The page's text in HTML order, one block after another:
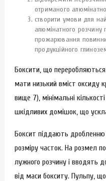
отриманого
створити умови для
алюмінатного розчину
прожарювання
продукційного
Боксити, що переробляються
мати низький вміст оксиду
вище 7), мінімальні
шкідливих домішок, що
Боксит піддають
розміру часток. На розмел
лужного розчину і вводять
від маси бокситу. Пульпу, що